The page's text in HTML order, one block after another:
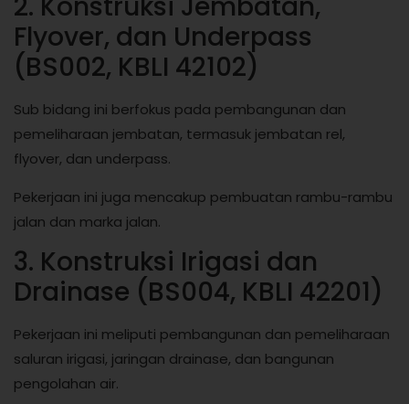
2. Konstruksi Jembatan,
Flyover, dan Underpass
(BS002, KBLI 42102)
Sub bidang ini berfokus pada pembangunan dan
pemeliharaan jembatan, termasuk jembatan rel,
flyover, dan underpass.
Pekerjaan ini juga mencakup pembuatan rambu-rambu
jalan dan marka jalan.
3. Konstruksi Irigasi dan
Drainase (BS004, KBLI 42201)
Pekerjaan ini meliputi pembangunan dan pemeliharaan
saluran irigasi, jaringan drainase, dan bangunan
pengolahan air.